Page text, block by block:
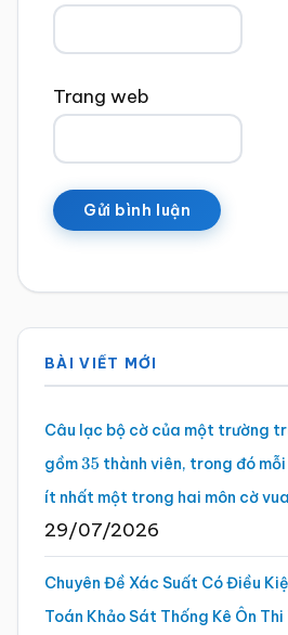
Trang web
Sidebar
chính
BÀI VIẾT MỚI
Câu lạc bộ cờ của một trường
gồm35 thành viên, trong đó
ít nhất một trong hai môn cờ
29/07/2026
Chuyên Đề Xác Suất Có Điều
Toán Khảo Sát Thống Kê Ôn